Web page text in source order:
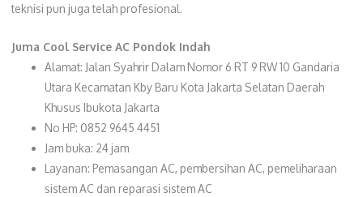
teknisi pun juga telah profesional.
Juma Cool Service AC Pondok Indah
Alamat: Jalan Syahrir Dalam Nomor 6 RT 9 RW 10 Gandaria
Utara Kecamatan Kby Baru Kota Jakarta Selatan Daerah
Khusus Ibukota Jakarta
No HP: 0852 9645 4451
Jam buka: 24 jam
Layanan: Pemasangan AC, pembersihan AC, pemeliharaan
sistem AC dan reparasi sistem AC